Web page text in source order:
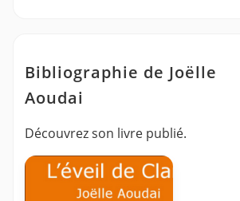
Bibliographie de Joëlle
Aoudai
Découvrez son livre publié.